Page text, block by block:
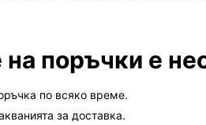
поръчки е
по всяко време.
за доставка.